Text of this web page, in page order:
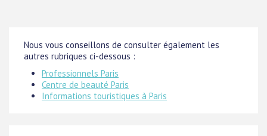
Nous vous conseillons de consulter également les
autres rubriques ci-dessous :
Professionnels Paris
Centre de beauté Paris
Informations touristiques à Paris